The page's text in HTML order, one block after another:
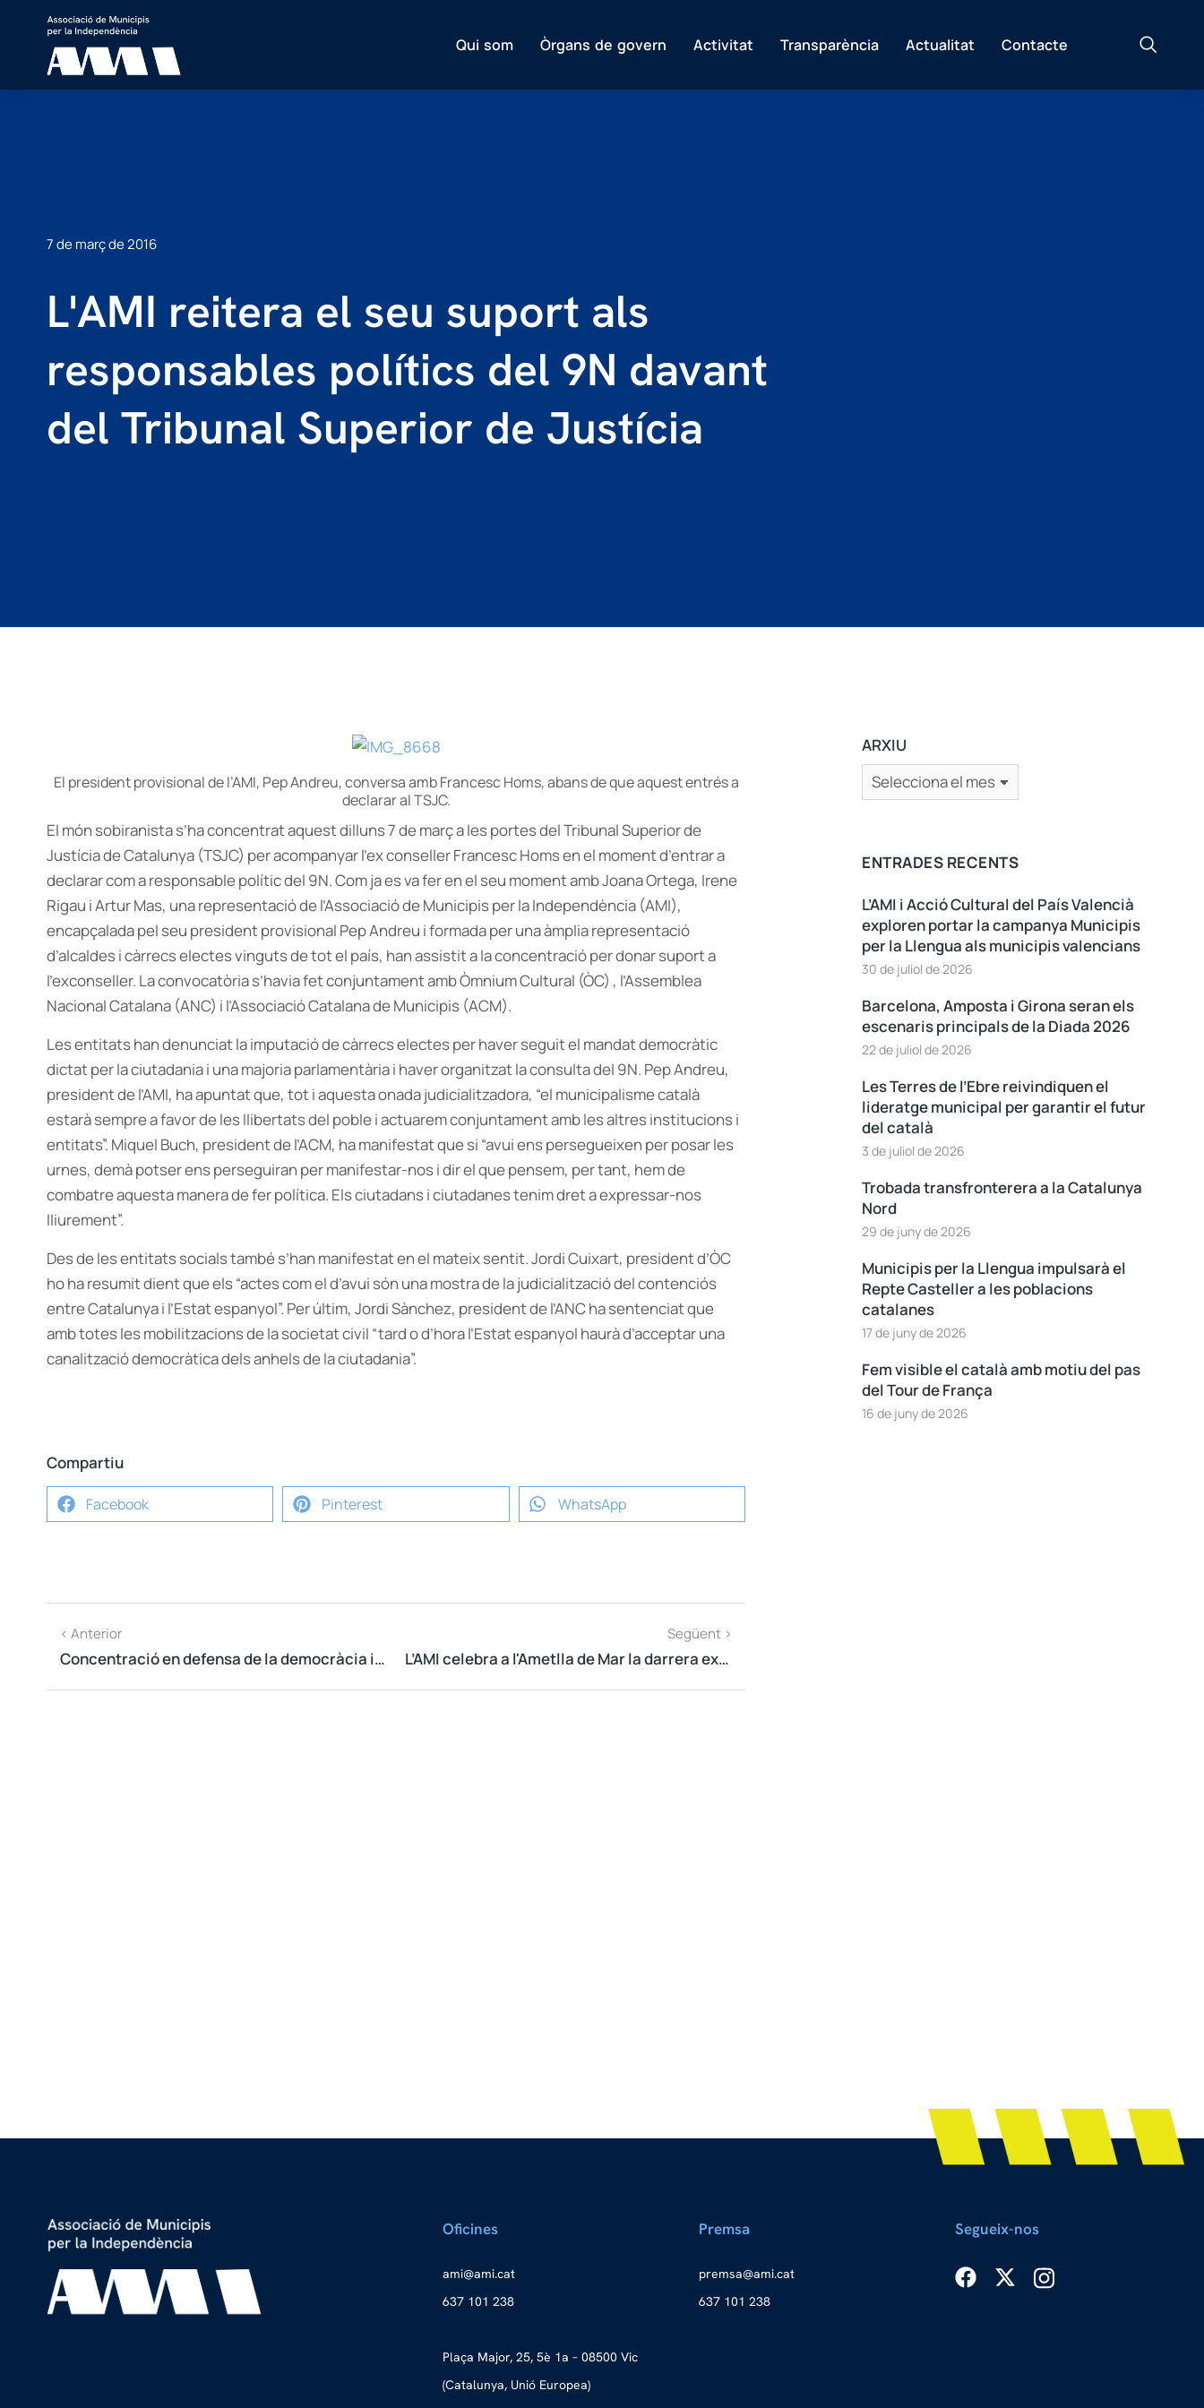
Qui som Òrgans de govern Activitat Transparència Actualitat Contacte
7 de març de 2016
L'AMI reitera el seu suport als
responsables polítics del 9N davant
del Tribunal Superior de Justícia
El president provisional de l’AMI, Pep Andreu, conversa amb Francesc Homs, abans de que aquest entrés a
declarar al TSJC.
El món sobiranista s’ha concentrat aquest dilluns 7 de març a les portes del Tribunal Superior de
Justícia de Catalunya (TSJC) per acompanyar l’ex conseller Francesc Homs en el moment d’entrar a
declarar com a responsable polític del 9N. Com ja es va fer en el seu moment amb Joana Ortega, Irene
Rigau i Artur Mas, una representació de l’Associació de Municipis per la Independència (AMI),
encapçalada pel seu president provisional Pep Andreu i formada per una àmplia representació
d’alcaldes i càrrecs electes vinguts de tot el país, han assistit a la concentració per donar suport a
l’exconseller. La convocatòria s’havia fet conjuntament amb Òmnium Cultural (ÒC) , l’Assemblea
Nacional Catalana (ANC) i l’Associació Catalana de Municipis (ACM).
Les entitats han denunciat la imputació de càrrecs electes per haver seguit el mandat democràtic
dictat per la ciutadania i una majoria parlamentària i haver organitzat la consulta del 9N. Pep Andreu,
president de l’AMI, ha apuntat que, tot i aquesta onada judicialitzadora, “el municipalisme català
estarà sempre a favor de les llibertats del poble i actuarem conjuntament amb les altres institucions i
entitats”. Miquel Buch, president de l’ACM, ha manifestat que si “avui ens persegueixen per posar les
urnes, demà potser ens perseguiran per manifestar-nos i dir el que pensem, per tant, hem de
combatre aquesta manera de fer política. Els ciutadans i ciutadanes tenim dret a expressar-nos
lliurement”.
Des de les entitats socials també s’han manifestat en el mateix sentit. Jordi Cuixart, president d’ÒC
ho ha resumit dient que els “actes com el d’avui són una mostra de la judicialització del contenciós
entre Catalunya i l’Estat espanyol”. Per últim, Jordi Sànchez, president de l’ANC ha sentenciat que
amb totes les mobilitzacions de la societat civil “tard o d’hora l’Estat espanyol haurà d’acceptar una
canalització democràtica dels anhels de la ciutadania”.
Compartiu
Facebook Pinterest WhatsApp
< Anterior
​Concentració en defensa de la democràcia i les institucions a les portes del TSJC el 7 de març
Següent >
L’AMI celebra a l'Ametlla de Mar la darrera executiva abans de la seva Assemblea General
ARXIU
ENTRADES RECENTS
L’AMI i Acció Cultural del País Valencià
exploren portar la campanya Municipis
per la Llengua als municipis valencians
30 de juliol de 2026
Barcelona, Amposta i Girona seran els
escenaris principals de la Diada 2026
22 de juliol de 2026
Les Terres de l’Ebre reivindiquen el
lideratge municipal per garantir el futur
del català
3 de juliol de 2026
Trobada transfronterera a la Catalunya
Nord
29 de juny de 2026
Municipis per la Llengua impulsarà el
Repte Casteller a les poblacions
catalanes
17 de juny de 2026
Fem visible el català amb motiu del pas
del Tour de França
16 de juny de 2026
Oficines
tac.i
ma@im
a
637 101 238
Plaça Major, 25, 5è 1a – 08500 Vic
(Catalunya, Unió Europea)
Premsa
tac.i
ma@as
merp
637 101 238
Segueix-nos